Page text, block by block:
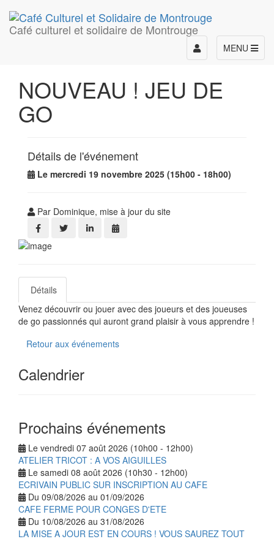
Café culturel et solidaire de Montrouge
MENU
Toggle
navigation
NOUVEAU ! JEU DE
GO
Détails de l'événement
Le mercredi 19 novembre 2025 (15h00 - 18h00)
Par Dominique, mise à jour du site
Détails
Venez découvrir ou jouer avec des joueurs et des joueuses
de go passionnés qui auront grand plaisir à vous apprendre !
Retour aux événements
Calendrier
Prochains événements
Le vendredi 07 août 2026 (10h00 - 12h00)
ATELIER TRICOT : A VOS AIGUILLES
Le samedi 08 août 2026 (10h30 - 12h00)
ECRIVAIN PUBLIC SUR INSCRIPTION AU CAFE
Du 09/08/2026 au 01/09/2026
CAFE FERME POUR CONGES D'ETE
Du 10/08/2026 au 31/08/2026
LA MISE A JOUR EST EN COURS ! VOUS SAUREZ TOUT